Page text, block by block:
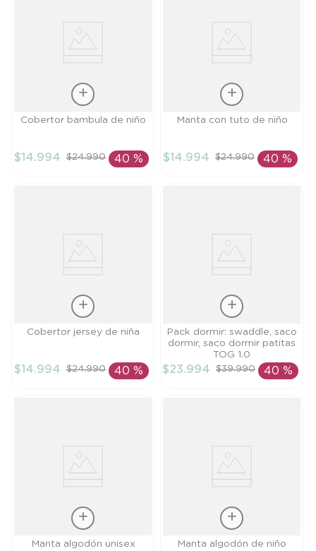
Talla
AÑADIR AL
Cobertor bambula de niño
$14.994 $24.990 40 %
Talla
AÑADIR AL
Manta con tuto de niño
$14.994 $24.990 40 %
Talla
AÑADIR AL
Cobertor jersey de niña
$14.994 $24.990 40 %
Talla
AÑADIR AL
Pack dormir: swaddle, saco
dormir, saco dormir patitas
TOG 1.0
$23.994 $39.990 40 %
TallaManta algodón unisex TallaManta algodón de niño